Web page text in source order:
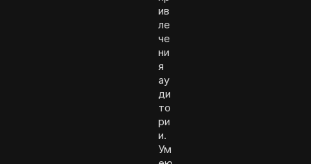
ив
ле
че
ни
я
ау
ди
то
ри
и.
Ум